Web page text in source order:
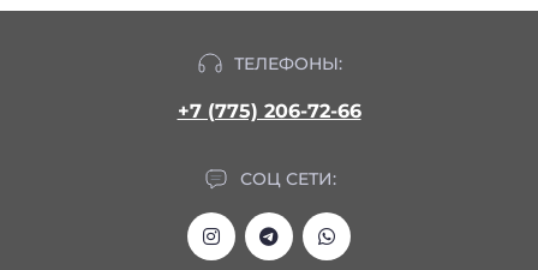
ТЕЛЕФОНЫ:
+7 (775) 206-72-66
СОЦ СЕТИ: